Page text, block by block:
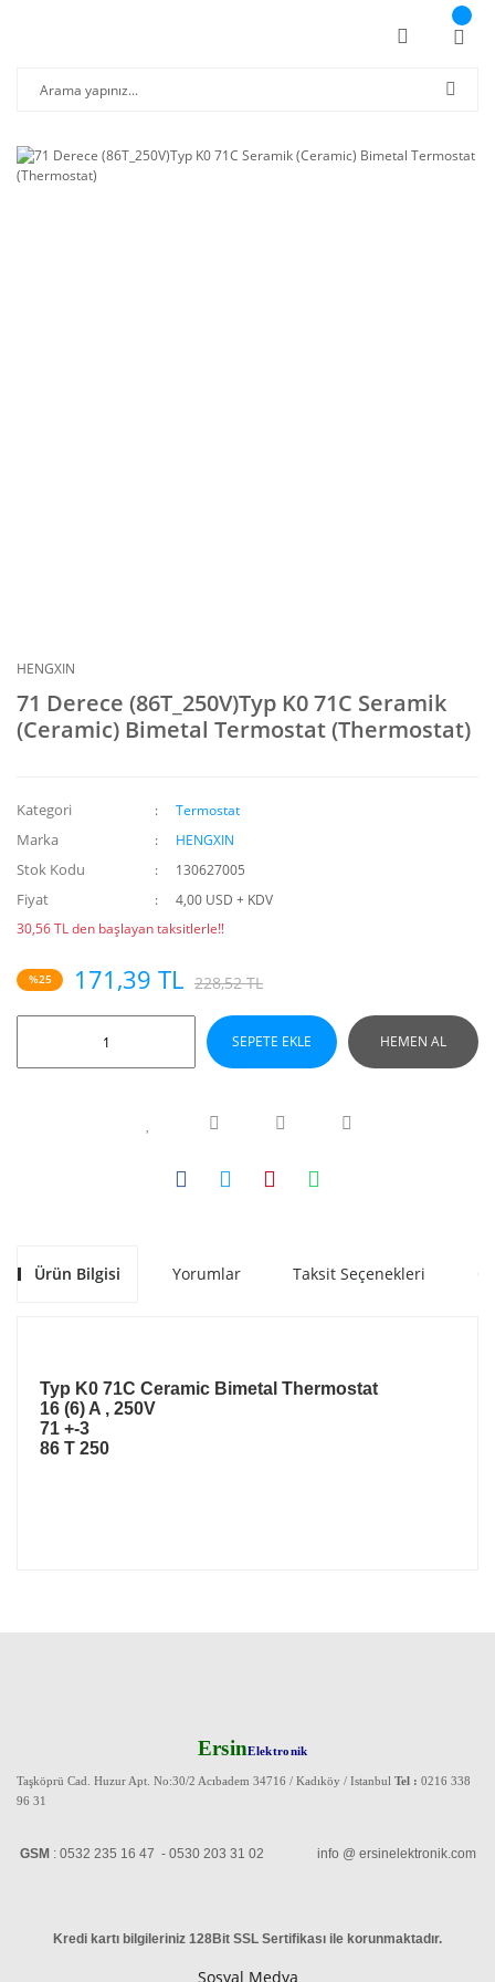
HENGXIN
71 Derece (86T_250V)Typ K0 71C Seramik
(Ceramic) Bimetal Termostat (Thermostat)
Kategori Termostat
Marka HENGXIN
Stok Kodu 130627005
Fiyat
4,00 USD + KDV
30,56 TL den başlayan taksitlerle!!
%25 171,39 TL 228,52 TL
SEPETE EKLE HEMEN AL
Ürün Bilgisi Yorumlar Taksit Seçenekleri
Typ K0 71C Ceramic Bimetal Thermostat
16 (6) A , 250V
71 +-3
86 T 250
ErsinElektronik
Taşköprü Cad. Huzur Apt. No:30/2 Acıbadem 34716 / Kadıköy / Istanbul Tel : 0216 338
96 31
GSM : 0532 235 16 47 - 0530 203 31 02 info @ ersinelektronik.com
Kredi kartı bilgileriniz 128Bit SSL Sertifikası ile korunmaktadır.
Sosyal Medya